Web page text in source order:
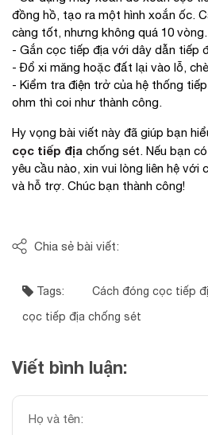
đồng hồ, tạo ra một hình xoắn ốc.
càng tốt, nhưng không quá 10 vòng.
- Gắn cọc tiếp địa với dây dẫn tiếp
- Đổ xi măng hoặc đất lại vào lỗ,
- Kiểm tra điện trở của hệ thống
ohm thì coi như thành công.
Hy vọng bài viết này đã giúp bạn
cọc tiếp địa chống sét. Nếu bạn
yêu cầu nào, xin vui lòng liên hệ
và hỗ trợ. Chúc bạn thành công!
Chia sẻ bài viết:
Tags:
Cách đóng cọc tiếp
cọc tiếp địa chống sét
Viết bình luận: